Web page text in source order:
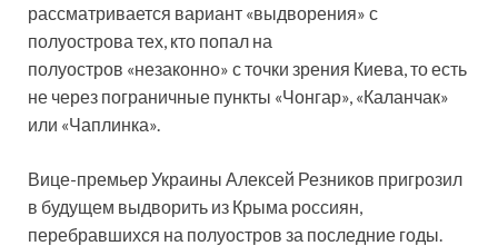
рассматривается вариант «выдворения» с
полуострова тех, кто попал на
полуостров «незаконно» с точки зрения Киева, то есть
не через пограничные пункты «Чонгар», «Каланчак»
или «Чаплинка».
Вице-премьер Украины Алексей Резников пригрозил
в будущем выдворить из Крыма россиян,
перебравшихся на полуостров за последние годы.